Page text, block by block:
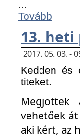
Tovább
13.
2017. 05. 03. -
Kedden és
titeket.
Megjöttek
vehetőek
aki kért, az